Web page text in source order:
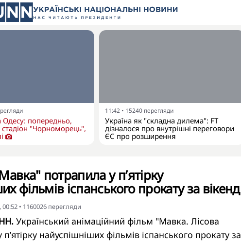
Одесу: попередньо,
"Чорноморець",
11:42 • 15240 перегляди
Україна як "складна дилема": FT
дізналося про внутрішні переговори
ЄС про розширення
потрапила у п’ятірку
фільмів іспанського прокату за вікенд
00:52 • 1160026 перегляди
Український анімаційний фільм "Мавка. Лісова
найуспішніших фільмів іспанського прокату за